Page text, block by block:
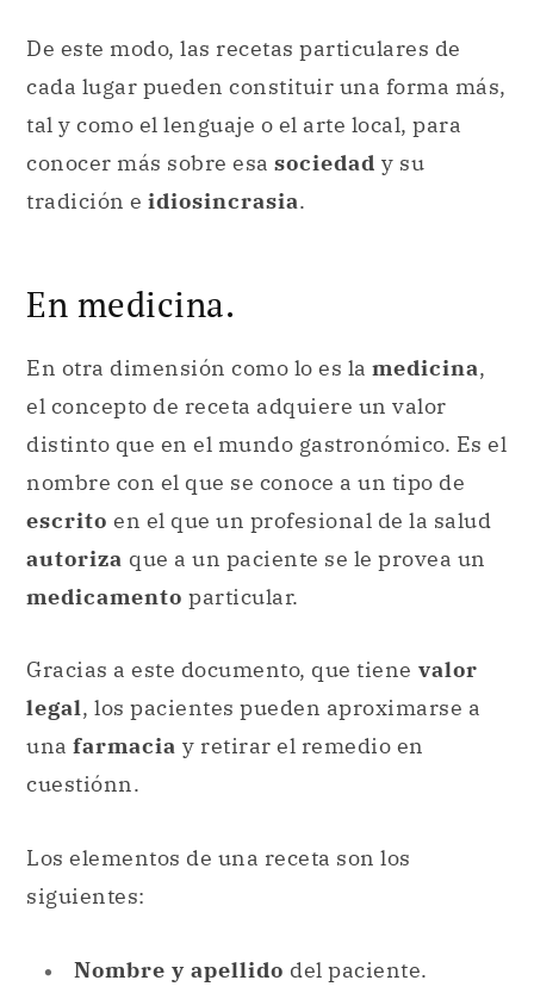
De este modo, las recetas particulares de
cada lugar pueden constituir una forma más,
tal y como el lenguaje o el arte local, para
conocer más sobre esa sociedad y su
tradición e idiosincrasia.
En medicina.
En otra dimensión como lo es la medicina,
el concepto de receta adquiere un valor
distinto que en el mundo gastronómico. Es el
nombre con el que se conoce a un tipo de
escrito en el que un profesional de la salud
autoriza que a un paciente se le provea un
medicamento particular.
Gracias a este documento, que tiene valor
legal, los pacientes pueden aproximarse a
una farmacia y retirar el remedio en
cuestiónn.
Los elementos de una receta son los
siguientes:
Nombre y apellido del paciente.